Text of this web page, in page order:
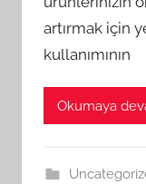
artırmak için
kullanımının
Okumaya